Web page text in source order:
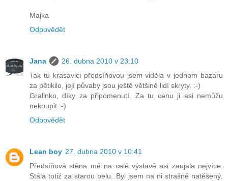
Majka
Odpovědět
Jana
26. dubna 2010 v 23:10
Tak tu krasavici předsíňovou jsem viděla v jednom bazaru
za pětikilo, její půvaby jsou ještě většině lidí skryty. :-)
Gralinko, díky za připomenutí. Za tu cenu ji asi nemůžu
nekoupit.:-)
Odpovědět
Lean boy 27. dubna 2010 v 10:41
Předsíňová stěna mě na celé výstavě asi zaujala nejvíce.
Stála totiž za starou belu. Byl jsem na ni strašně natěšený,